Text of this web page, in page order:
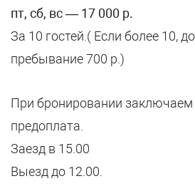
пт, сб, вс — 17 000 р.
За 10 гостей.( Если более 10,
пребывание 700 р.)
При бронировании заключаем
предоплата.
Заезд в 15.00
Выезд до 12.00.